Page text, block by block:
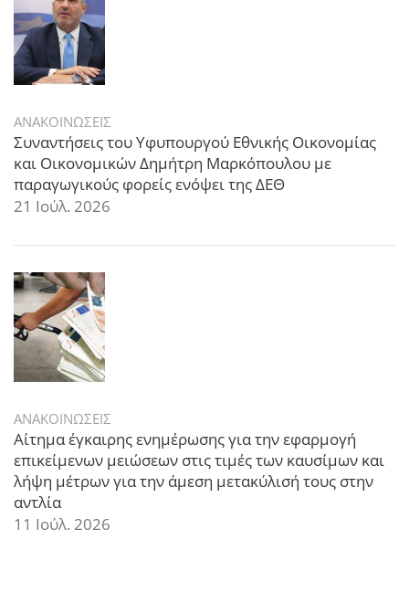
ΑΝΑΚΟΙΝΩΣΕΙΣ
Συναντήσεις του Υφυπουργού Εθνικής Οικονομίας
και Οικονομικών Δημήτρη Μαρκόπουλου με
παραγωγικούς φορείς ενόψει της ΔΕΘ
21 Ιούλ. 2026
ΑΝΑΚΟΙΝΩΣΕΙΣ
Αίτημα έγκαιρης ενημέρωσης για την εφαρμογή
επικείμενων μειώσεων στις τιμές των καυσίμων και
λήψη μέτρων για την άμεση μετακύλισή τους στην
αντλία
11 Ιούλ. 2026